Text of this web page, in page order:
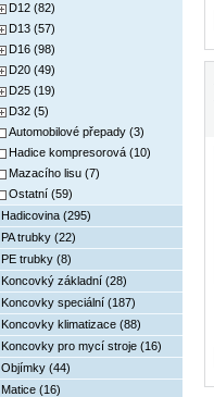
D12 (82)
D13 (57)
D16 (98)
D20 (49)
D25 (19)
D32 (5)
Automobilové přepady (3)
Hadice kompresorová (10)
Mazacího lisu (7)
Ostatní (59)
Hadicovina (295)
PA trubky (22)
PE trubky (8)
Koncovký základní (28)
Koncovky speciální (187)
Koncovky klimatizace (88)
Koncovky pro mycí stroje (16)
Objímky (44)
Matice (16)